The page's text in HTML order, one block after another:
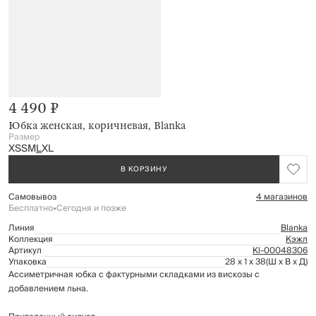
Юбка женская, коричневая, Blanka
4 490 ₽
Размер
XSSMLXL
В КОРЗИНУ
Самовывоз 4 магазинов
Бесплатно•Сегодня и позже
Линия
Blanka
Коллекция Кэжл
Артикул Kl-00048306
Упаковка 28 x 1 x 38(Ш x В x Д)
Ассиметричная юбка с фактурными складками из вискозы с
добавлением льна.